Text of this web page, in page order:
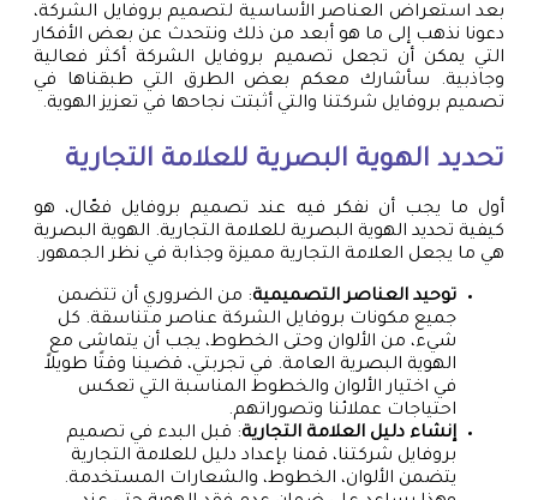
بعد استعراض العناصر الأساسية لتصميم بروفايل الشركة،
دعونا نذهب إلى ما هو أبعد من ذلك ونتحدث عن بعض الأفكار
التي يمكن أن تجعل تصميم بروفايل الشركة أكثر فعالية
وجاذبية. سأشارك معكم بعض الطرق التي طبقناها في
تصميم بروفايل شركتنا والتي أثبتت نجاحها في تعزيز الهوية.
تحديد الهوية البصرية للعلامة التجارية
أول ما يجب أن نفكر فيه عند تصميم بروفايل فعّال، هو
كيفية تحديد الهوية البصرية للعلامة التجارية. الهوية البصرية
هي ما يجعل العلامة التجارية مميزة وجذابة في نظر الجمهور.
توحيد العناصر التصميمية: من الضروري أن تتضمن
جميع مكونات بروفايل الشركة عناصر متناسقة. كل
شيء، من الألوان وحتى الخطوط، يجب أن يتماشى مع
الهوية البصرية العامة. في تجربتي، قضينا وقتًا طويلاً
في اختيار الألوان والخطوط المناسبة التي تعكس
احتياجات عملائنا وتصوراتهم.
إنشاء دليل العلامة التجارية: قبل البدء في تصميم
بروفايل شركتنا، قمنا بإعداد دليل للعلامة التجارية
يتضمن الألوان، الخطوط، والشعارات المستخدمة.